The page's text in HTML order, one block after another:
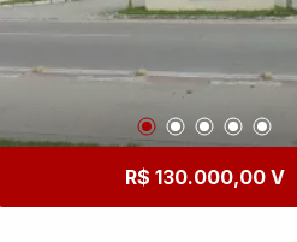
R$ 130.000,00 V